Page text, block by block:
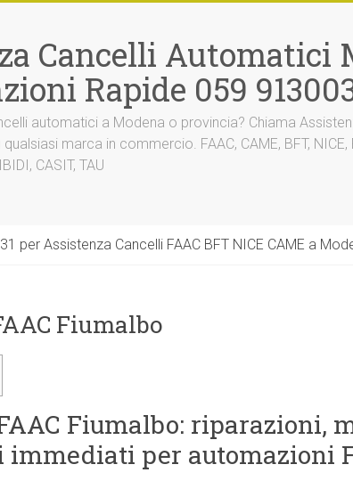
Cancelli Automatici
Rapide 059
automatici a Modena o provincia? Chiama
marca in commercio. FAAC, CAME, BFT, NICE,
CASIT, TAU
per Assistenza Cancelli FAAC BFT NICE CAME a
Fiumalbo
Fiumalbo: riparazioni,
per automazioni